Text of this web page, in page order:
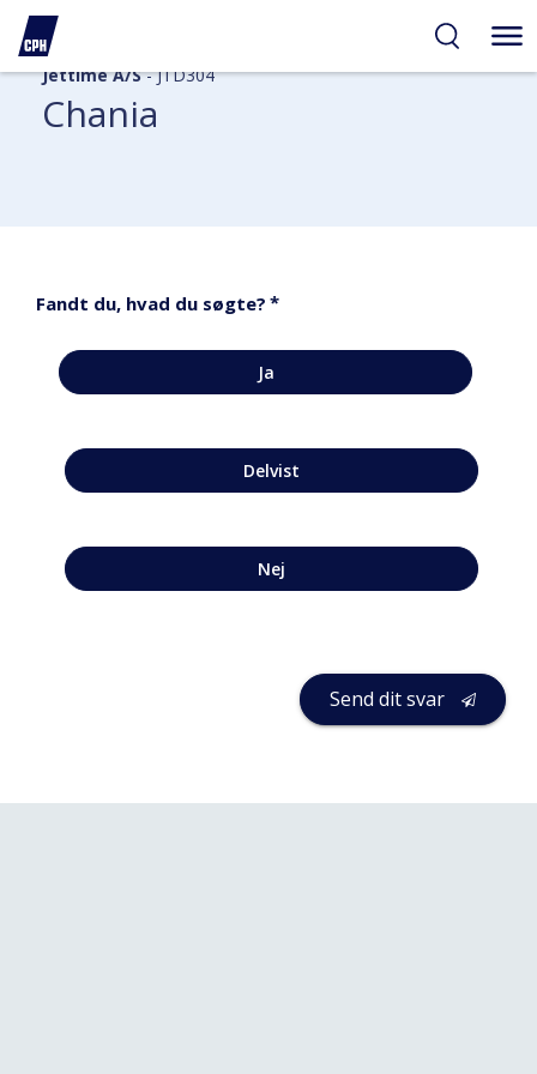
Jettime A/S- JTD304
Chania
Fandt du, hvad du søgte? *
Ja
Delvist
Nej
Send dit svar